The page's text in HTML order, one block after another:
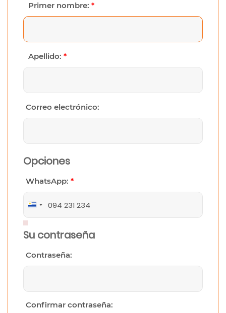
Primer nombre: *
Apellido: *
Correo electrónico:
Opciones
WhatsApp: *
Uruguay
+598
Su contraseña
Contraseña:
Confirmar contraseña: